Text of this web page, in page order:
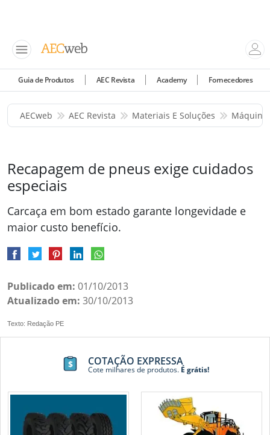
Guia de Produtos AEC Revista Academy Fornecedores
AECweb AEC Revista Materiais E Soluções
Recapagem de pneus exige cuidados
especiais
Carcaça em bom estado garante longevidade e
maior custo benefício.
Publicado em: 01/10/2013
Atualizado em: 30/10/2013
Texto: Redação PE
COTAÇÃO EXPRESSA
Cote milhares de produtos.É grátis!